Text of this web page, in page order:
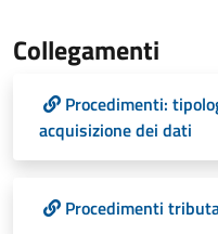
Collegamenti
Procedimenti:
acquisizione dei dati
Procedimenti